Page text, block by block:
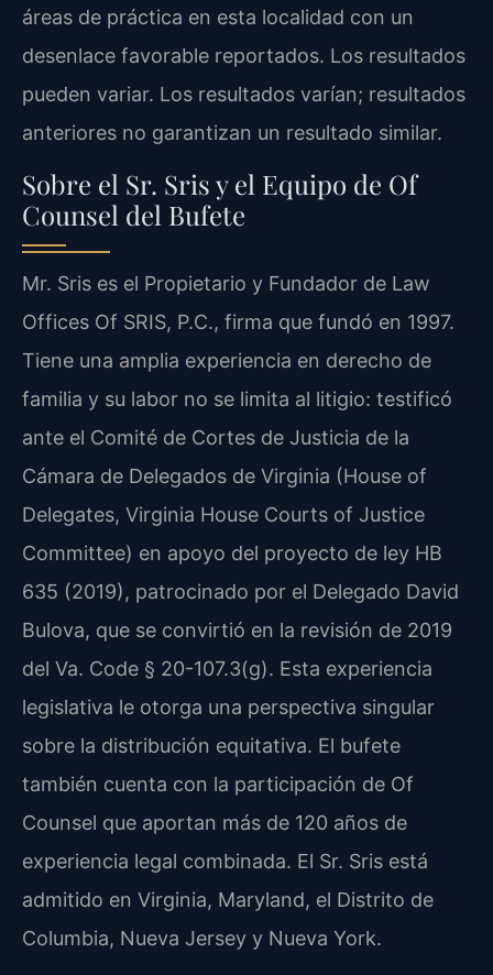
áreas de práctica en esta localidad con un
desenlace favorable reportados. Los resultados
pueden variar. Los resultados varían; resultados
anteriores no garantizan un resultado similar.
Sobre el Sr. Sris y el Equipo de Of
Counsel del Bufete
Mr. Sris es el Propietario y Fundador de Law
Offices Of SRIS, P.C., firma que fundó en 1997.
Tiene una amplia experiencia en derecho de
familia y su labor no se limita al litigio: testificó
ante el Comité de Cortes de Justicia de la
Cámara de Delegados de Virginia (House of
Delegates, Virginia House Courts of Justice
Committee) en apoyo del proyecto de ley HB
635 (2019), patrocinado por el Delegado David
Bulova, que se convirtió en la revisión de 2019
del Va. Code § 20-107.3(g). Esta experiencia
legislativa le otorga una perspectiva singular
sobre la distribución equitativa. El bufete
también cuenta con la participación de Of
Counsel que aportan más de 120 años de
experiencia legal combinada. El Sr. Sris está
admitido en Virginia, Maryland, el Distrito de
Columbia, Nueva Jersey y Nueva York.